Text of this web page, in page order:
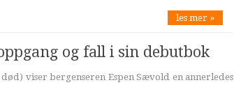
les mer »
og fall i sin debutbok
viser bergenseren Espen Sævold en annerledes